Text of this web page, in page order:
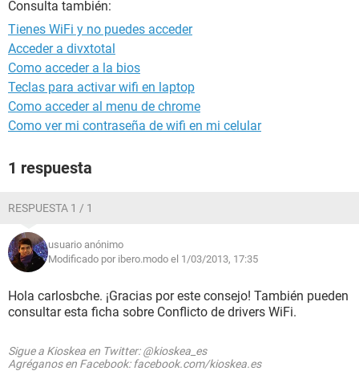
1 a 4 y (notebook)
1 a 4 y Tablet o lo que tengas a conectar...
todos se debe hcer esto para que el router los reconozca...
Y que sea que la misma configuración detectte la IP
automaticamente.
chau.... cualquier cosa mensaje!!!!!
Consulta también:
Tienes WiFi y no puedes acceder
Acceder a divxtotal
Como acceder a la bios
Teclas para activar wifi en laptop
Como acceder al menu de chrome
Como ver mi contraseña de wifi en mi celular
1 respuesta
RESPUESTA 1 / 1
usuario anónimo
Modificado por ibero.modo el 1/03/2013, 17:35
Hola carlosbche. ¡Gracias por este consejo! También pueden
consultar esta ficha sobre Conflicto de drivers WiFi.
Sigue a Kioskea en Twitter: @kioskea_es
Agréganos en Facebook: facebook.com/kioskea.es